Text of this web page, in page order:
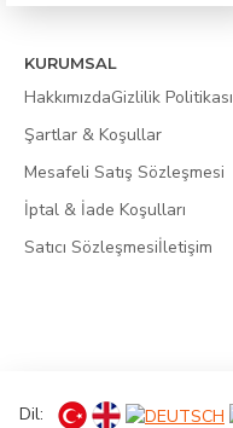
KURUMSAL
HakkımızdaGizlilik Politikası
Şartlar & Koşullar
Mesafeli Satış Sözleşmesi
İptal & İade Koşulları
Satıcı Sözleşmesiİletişim
Dil: